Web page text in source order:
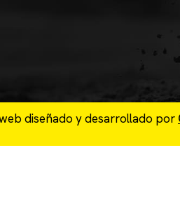
diseñado y desarrollado por